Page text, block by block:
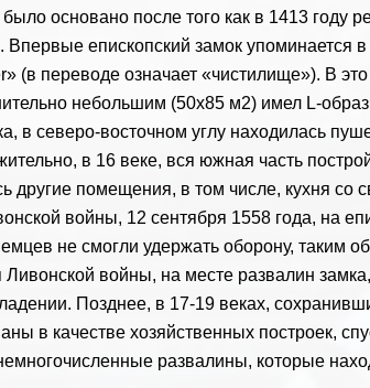
основано после того как в 1413 году
Впервые епископский замок упоминается
(в переводе означает «чистилище»). В
небольшим (50х85 м2) имел L-
в северо-восточном углу находилась
в 16 веке, вся южная часть
другие помещения, в том числе, кухня
войны, 12 сентября 1558 года, на
не смогли удержать оборону, таким
Ливонской войны, на месте развалин
Позднее, в 17-19 веках,
в качестве хозяйственных построек,
развалины, которые